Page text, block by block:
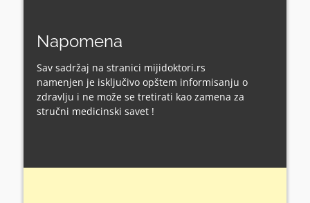
Napomena
Sav sadržaj na stranici mijidoktori.rs
namenjen je isključivo opštem informisanju o
zdravlju i ne može se tretirati kao zamena za
stručni medicinski savet !